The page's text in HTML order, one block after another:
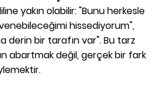
yakın olabilir: "Bunu herkesle
hissediyorum",
derin bir tarafın var". Bu tarz
abartmak değil, gerçek bir fark